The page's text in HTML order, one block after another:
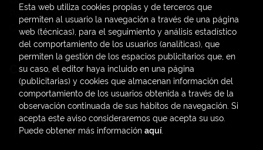
Papelería / material oficina
Consumo Sostenible
Contacto
C/ Amadeo de Saboya, 4
(+34) 963828968
latendauv@fundacio.es
Formulario de contacto
Esta web utiliza cookies propias y de terceros que
permiten al usuario la navegación a través de una página
web (técnicas), para el seguimiento y análisis estadístico
del comportamiento de los usuarios (analíticas), que
permiten la gestión de los espacios publicitarios que, en
su caso, el editor haya incluido en una página
(publicitarias) y cookies que almacenan información del
comportamiento de los usuarios obtenida a través de la
observación continuada de sus hábitos de navegación. Si
acepta este aviso consideraremos que acepta su uso.
Puede obtener más información aquí.